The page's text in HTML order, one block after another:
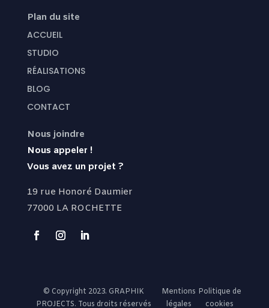
Plan du site
ACCUEIL
STUDIO
RÉALISATIONS
BLOG
CONTACT
Nous joindre
Nous appeler !
Vous avez un projet ?
19 rue Honoré Daumier
77000 LA ROCHETTE
© Copyright 2023. GRAPHIK
PROJECTS. Tous droits réservés
Mentions
légales
Politique de
cookies